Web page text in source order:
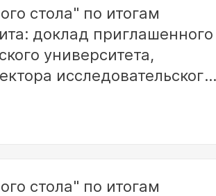
стола" по итогам
доклад приглашенного
университета,
исследовательского
стола" по итогам